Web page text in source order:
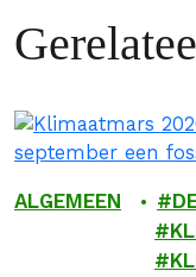
ALGEMEEN